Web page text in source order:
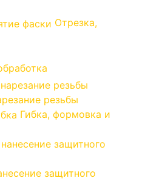
Отрезка,
резьбы
Гибка, формовка и
защитного